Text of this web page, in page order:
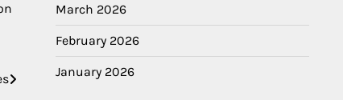
March 2026
February 2026
January 2026